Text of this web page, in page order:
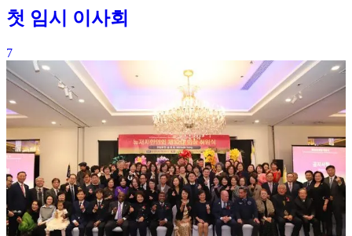
첫 임시 이사회
7